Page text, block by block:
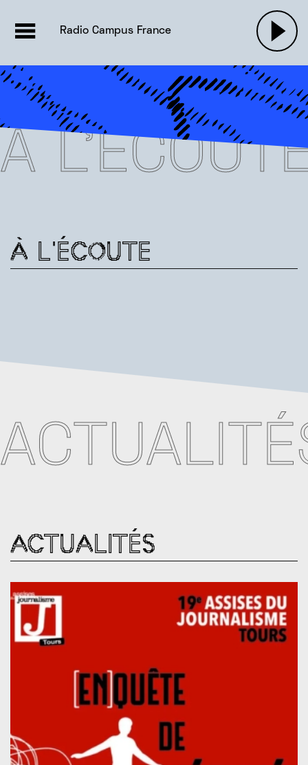
ACTUALITÉS
EMISSIONS |
PODCASTS
Radio Campus France
À L
À L'ÉCOUTE
ACTUALITÉS